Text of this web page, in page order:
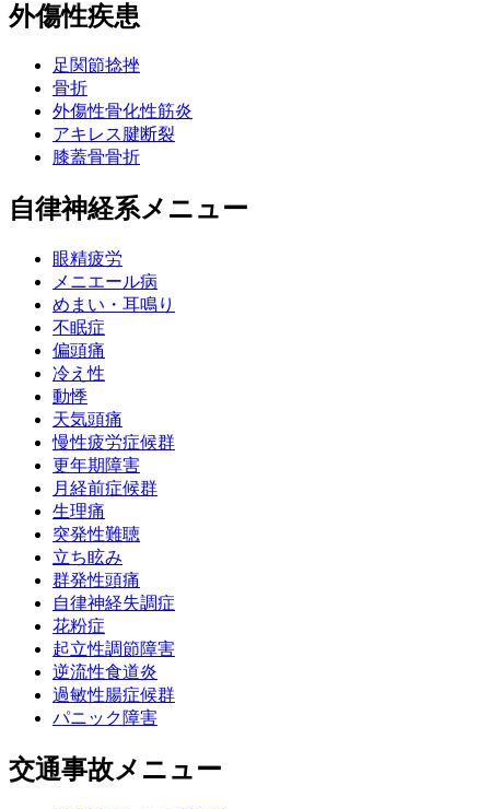
外傷性疾患
足関節捻挫
骨折
外傷性骨化性筋炎
アキレス腱断裂
膝蓋骨骨折
自律神経系メニュー
眼精疲労
メニエール病
めまい・耳鳴り
不眠症
偏頭痛
冷え性
動悸
天気頭痛
慢性疲労症候群
更年期障害
月経前症候群
生理痛
突発性難聴
立ち眩み
群発性頭痛
自律神経失調症
花粉症
起立性調節障害
逆流性食道炎
過敏性腸症候群
パニック障害
交通事故メニュー